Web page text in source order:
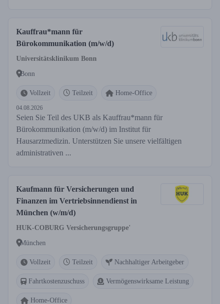
Kauffrau*mann für
Bürokommunikation (m/w/d)
Universitätsklinikum Bonn
Bonn
Vollzeit Teilzeit Home-Office
04.08.2026
Seien Sie Teil des UKB als Kauffrau*mann für
Bürokommunikation (m/w/d) im Institut für
Hausarztmedizin. Unterstützen Sie unsere vielfältigen
administrativen ...
Kaufmann für Versicherungen und
Finanzen im Vertriebsinnendienst in
München (w/m/d)
HUK-COBURG Versicherungsgruppe'
München
Vollzeit Teilzeit Nachhaltiger Arbeitgeber
Fahrtkostenzuschuss Vermögenswirksame Leistung
Home-Office